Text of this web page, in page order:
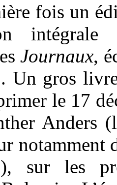
fois un
Journaux,
Un gros
le 17
Anders
notamment
sur les